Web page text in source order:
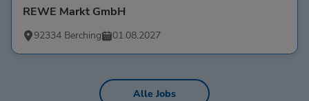
REWE Markt GmbH
92334 Berching 01.08.2027
Alle Jobs